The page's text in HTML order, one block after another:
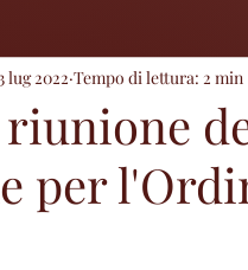
per
lug 2022 Tempo di lettura: 2 min